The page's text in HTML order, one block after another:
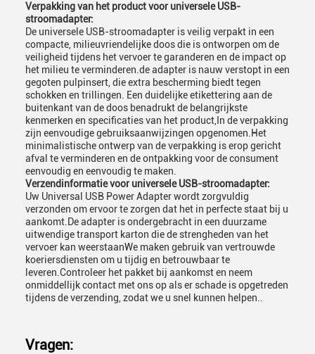
Verpakking van het product voor universele USB-
stroomadapter:
De universele USB-stroomadapter is veilig verpakt in een
compacte, milieuvriendelijke doos die is ontworpen om de
veiligheid tijdens het vervoer te garanderen en de impact op
het milieu te verminderen.de adapter is nauw verstopt in een
gegoten pulpinsert, die extra bescherming biedt tegen
schokken en trillingen. Een duidelijke etikettering aan de
buitenkant van de doos benadrukt de belangrijkste
kenmerken en specificaties van het product,In de verpakking
zijn eenvoudige gebruiksaanwijzingen opgenomen.Het
minimalistische ontwerp van de verpakking is erop gericht
afval te verminderen en de ontpakking voor de consument
eenvoudig en eenvoudig te maken.
Verzendinformatie voor universele USB-stroomadapter:
Uw Universal USB Power Adapter wordt zorgvuldig
verzonden om ervoor te zorgen dat het in perfecte staat bij u
aankomt.De adapter is ondergebracht in een duurzame
uitwendige transport karton die de strengheden van het
vervoer kan weerstaanWe maken gebruik van vertrouwde
koeriersdiensten om u tijdig en betrouwbaar te
leveren.Controleer het pakket bij aankomst en neem
onmiddellijk contact met ons op als er schade is opgetreden
tijdens de verzending, zodat we u snel kunnen helpen..
Vragen: